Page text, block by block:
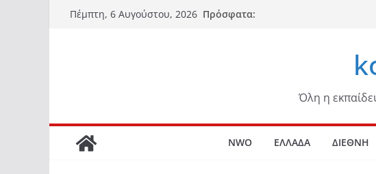
Μετάβαση
Πέμπτη, 6 Αυγούστου, 2026 Πρόσφατα:
Όλη η
NWO ΕΛΛΑΔΑ ΔΙΕΘΝΗ